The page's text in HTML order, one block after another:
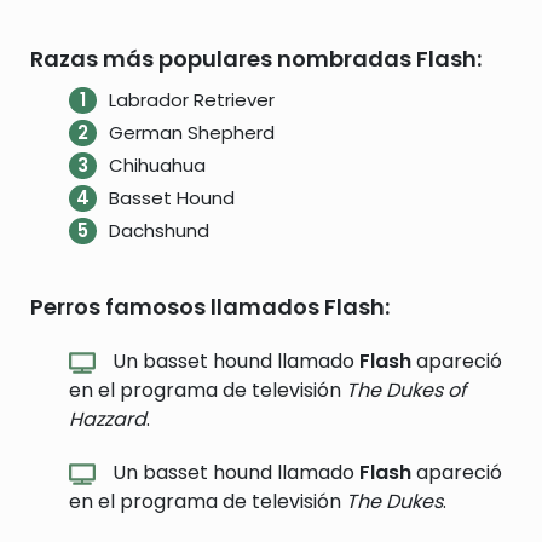
Razas más populares nombradas Flash:
Labrador Retriever
German Shepherd
Chihuahua
Basset Hound
Dachshund
Perros famosos llamados Flash:
Un basset hound llamado Flashapareció
en el programa de televisión The Dukes of
Hazzard.
Un basset hound llamado Flashapareció
en el programa de televisión The Dukes.